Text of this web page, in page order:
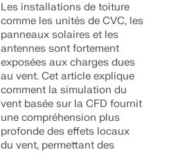
Les installations de toiture
comme les unités de CVC, les
panneaux solaires et les
antennes sont fortement
exposées aux charges dues
au vent. Cet article explique
comment la simulation du
vent basée sur la CFD fournit
une compréhension plus
profonde des effets locaux
du vent, permettant des